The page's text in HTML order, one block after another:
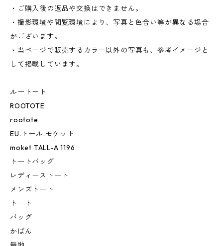
・ご購入後の返品や交換はできません。
・撮影環境や閲覧環境により、写真と色合い等が異なる場合
がございます。
・当ページで販売するカラー以外の写真も、参考イメージと
して掲載しています。
ルートート
ROOTOTE
rootote
EU.トール.モケット
moket TALL-A 1196
トートバッグ
レディーストート
メンズトート
トート
バッグ
かばん